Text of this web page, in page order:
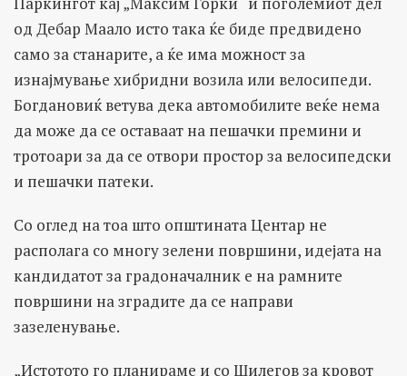
од Дебар Маало исто така ќе биде предвидено
само за станарите, а ќе има можност за
изнајмување хибридни возила или велосипеди.
Богдановиќ ветува дека автомобилите веќе нема
да може да се оставаат на пешачки премини и
тротоари за да се отвори простор за велосипедски
и пешачки патеки.
Со оглед на тоа што општината Центар не
располага со многу зелени површини, идејата на
кандидатот за градоначалник е на рамните
површини на зградите да се направи
зазеленување.
„Истотото го планираме и со Шилегов за кровот